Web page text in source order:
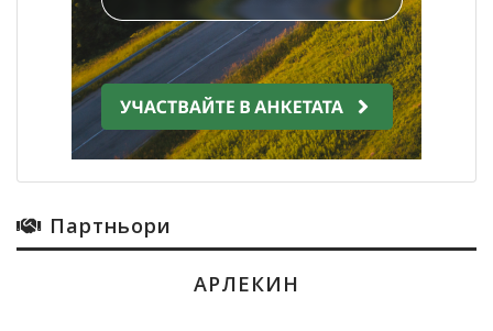
Партньори
АРЛЕКИН